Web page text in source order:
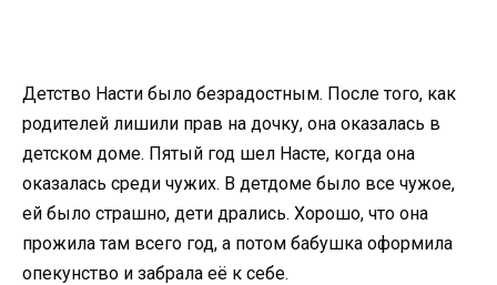
Детство Насти было безрадостным. После того, как
родителей лишили прав на дочку, она оказалась в
детском доме. Пятый год шел Насте, когда она
оказалась среди чужих. В детдоме было все чужое,
ей было страшно, дети дрались. Хорошо, что она
прожила там всего год, а потом бабушка оформила
опекунство и забрала её к себе.